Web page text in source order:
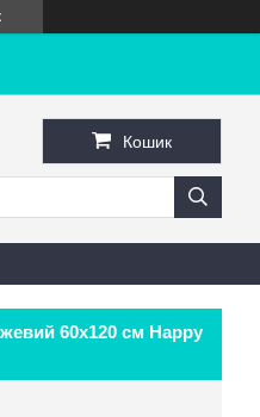
Кошик
60х120 см Happy